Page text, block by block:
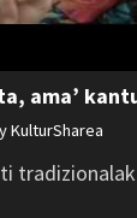
ama’
KulturSharea